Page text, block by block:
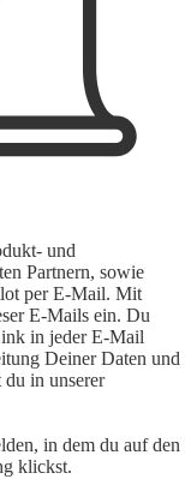
und
Partnern, sowie
per E-Mail. Mit
E-Mails ein. Du
in jeder E-Mail
Deiner Daten und
in unserer
in dem du auf den
klickst.